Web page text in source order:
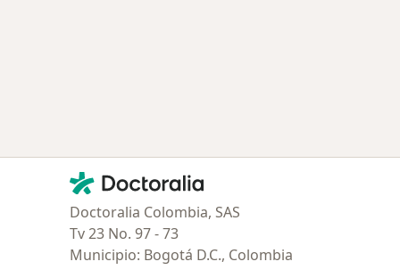
Contacto
Doctoralia - Página de inicio
Doctoralia Colombia, SAS
Tv 23 No. 97 - 73
Municipio: Bogotá D.C., Colombia